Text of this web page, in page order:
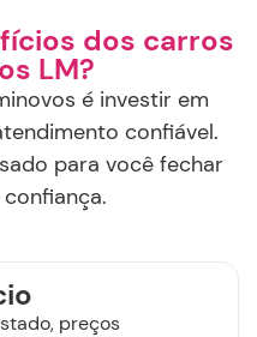
dos carros
LM?
é investir em
confiável.
para você fechar
preços